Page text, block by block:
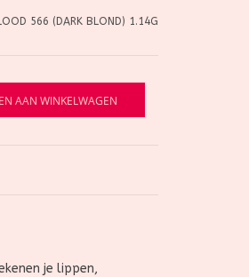
566 (DARK BLOND) 1.14G
AAN WINKELWAGEN
je lippen,